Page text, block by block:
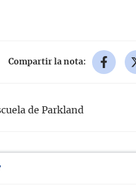
Compartir la nota:
de Parkland